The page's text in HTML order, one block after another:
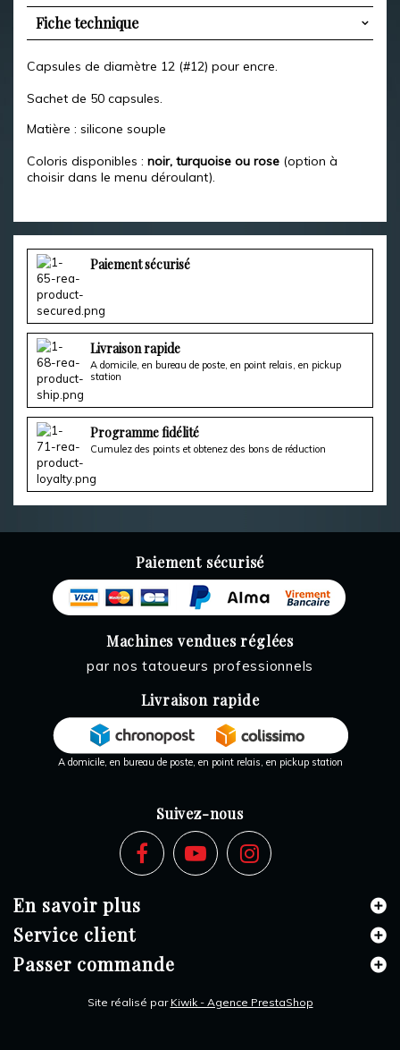
Fiche technique
Capsules de diamètre 12 (#12) pour encre.
Sachet de 50 capsules.
Matière : silicone souple
Coloris disponibles : noir, turquoise ou rose (option à
choisir dans le menu déroulant).
Paiement sécurisé
Livraison rapide
A domicile, en bureau de poste, en point relais, en pickup
station
Programme fidélité
Cumulez des points et obtenez des bons de réduction
Paiement sécurisé
Machines vendues réglées
par nos tatoueurs professionnels
Livraison rapide
A domicile, en bureau de poste, en point relais, en pickup station
Suivez-nous
En savoir plus
Service client
Passer commande
Site réalisé par Kiwik - Agence PrestaShop